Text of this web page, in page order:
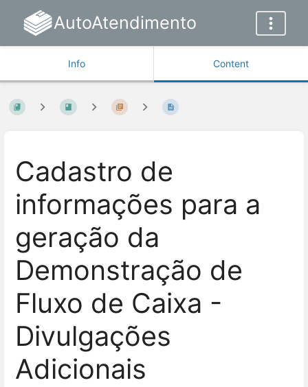
AutoAtendimento
Info Content
Cadastro de
informações para a
geração da
Demonstração de
Fluxo de Caixa -
Divulgações
Adicionais